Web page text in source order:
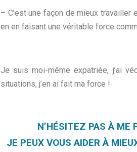
– C’est une façon de mieux
en en faisant une véritable force
Je suis moi-même expatriée, j’ai
situations, j’en ai fait ma force !
N’HÉSITEZ PAS À ME
JE PEUX VOUS AIDER À